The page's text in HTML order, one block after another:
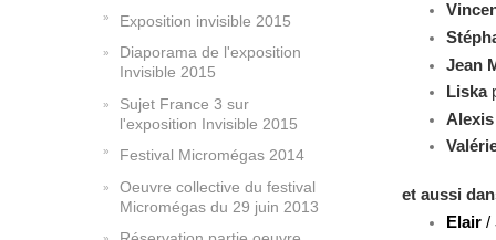
Jean
Liska
et aussi
Elair /
Exposition invisible 2015
Diaporama de l'exposition
Invisible 2015
Sujet France 3 sur
l'exposition Invisible 2015
Festival Micromégas 2014
Oeuvre collective du festival
Micromégas du 29 juin 2013